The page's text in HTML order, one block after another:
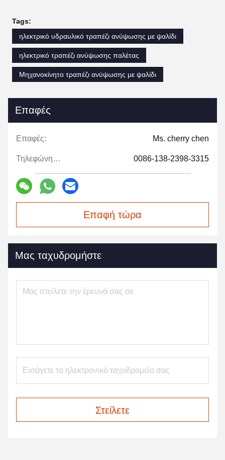
Tags:
ηλεκτρικό υδραυλικό τραπέζι ανύψωσης με ψαλίδι
ηλεκτρικό τραπέζι ανύψωσης παλέτας
Μηχανοκίνητο τραπέζι ανύψωσης με ψαλίδι
Επαφές
Επαφές: Ms. cherry chen
Τηλεφώνημα: 0086-138-2398-3315
Επαφή τώρα
Μας ταχυδρομήστε
Στείλετε